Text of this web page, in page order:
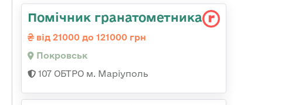
Помічник гранатометника
від 21000 до 121000 грн
Покровськ
107 ОБТРО м. Маріуполь